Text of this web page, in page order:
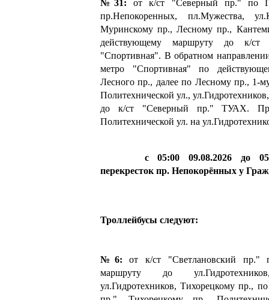
№31: от к/ст "Северный пр." по
пр.Непокоренных, пл.Мужества,
Муринскому пр., Лесному пр.,
действующему маршруту до к/ст
"Спортивная". В обратном
метро "Спортивная" по
Лесного пр., далее по Лесному пр., 1-
Политехнической ул.,
до к/ст "Северный пр." ТУАХ.
Политехнической ул. на
с 05:00 09.08.2026 до
перекресток пр. Непокорённых у
Троллейбусы следуют:
№6: от к/ст "Светлановский пр."
маршруту до
ул.Гидротехников, Тихорецкому пр.,